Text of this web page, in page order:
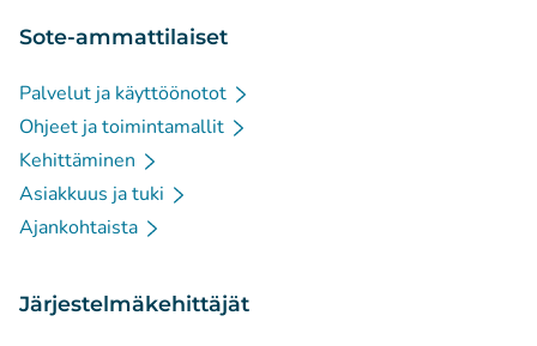
Sote-ammattilaiset
Palvelut ja käyttöönotot
Ohjeet ja toimintamallit
Kehittäminen
Asiakkuus ja tuki
Ajankohtaista
Järjestelmäkehittäjät